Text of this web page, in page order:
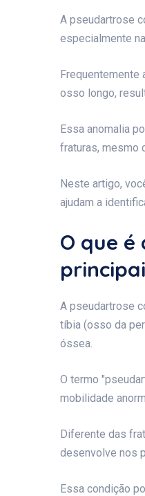
A pseudartrose
especialmente
Frequentemente
osso longo,
Essa anomalia
fraturas, mesmo
Neste artigo,
ajudam a
O que
A pseudartrose
tíbia (osso da
óssea.
O termo
mobilidade
Diferente das
desenvolve nos
Essa condição